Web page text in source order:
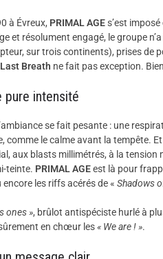
à Évreux, PRIMAL AGEs’est
et résolument engagé, le groupe
sur trois continents), prises de
Breath ne fait pas exception.
pure intensité
se fait pesante : une
comme le calme avant la tempête. Et
aux blasts millimétrés, à la tension
teinte. PRIMAL AGEest là pour
encore les riffs acérés de « Shadows
ones », brûlot antispéciste hurlé à
en chœur les« We are ! ».